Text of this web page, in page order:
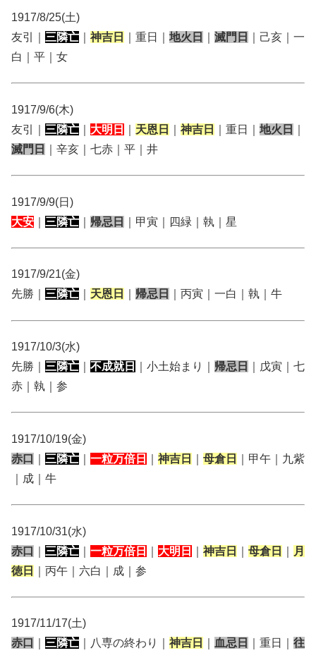
1917/8/25(土)
友引｜ 三隣亡 神吉日 ｜重日｜ 地火日 滅門日
｜己亥｜一
白｜平｜女
1917/9/6(木)
友引｜ 三隣亡 大明日 天恩日 神吉日 ｜重日｜ 地火日
滅門日
｜辛亥｜七赤｜平｜井
1917/9/9(日)
大安
三隣亡 帰忌日 ｜甲寅｜四緑｜執｜星
1917/9/21(金)
先勝｜ 三隣亡 天恩日 帰忌日 ｜丙寅｜一白｜執｜牛
1917/10/3(水)
先勝｜ 三隣亡 不成就日 ｜小土始まり｜ 帰忌日
｜戊寅｜七
赤｜執｜参
1917/10/19(金)
赤口
三隣亡 一粒万倍日 神吉日 母倉日
｜甲午｜九紫
｜成｜牛
1917/10/31(水)
赤口
三隣亡 一粒万倍日 大明日 神吉日 母倉日
月
徳日
｜丙午｜六白｜成｜参
1917/11/17(土)
赤口
三隣亡 ｜八専の終わり｜ 神吉日 血忌日 ｜重日｜ 往